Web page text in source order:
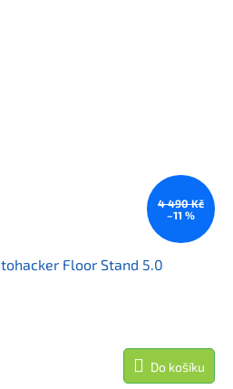
4 490 Kč
–11 %
Floor Stand 5.0
Do košíku